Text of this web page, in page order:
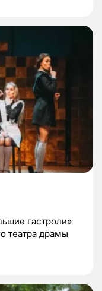
гастроли»
театра драмы